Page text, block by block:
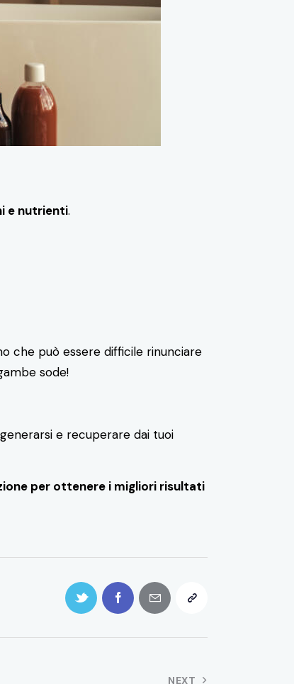
e nutrienti.
che può essere difficile rinunciare
sode!
e recuperare dai tuoi
per ottenere i migliori risultati
NEXT